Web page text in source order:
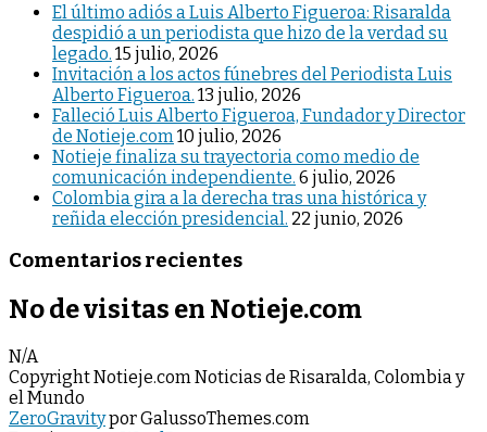
El último adiós a Luis Alberto Figueroa: Risaralda
despidió a un periodista que hizo de la verdad su
legado. 15 julio, 2026
Invitación a los actos fúnebres del Periodista Luis
Alberto Figueroa. 13 julio, 2026
Falleció Luis Alberto Figueroa, Fundador y Director
de Notieje.com 10 julio, 2026
Notieje finaliza su trayectoria como medio de
comunicación independiente. 6 julio, 2026
Colombia gira a la derecha tras una histórica y
reñida elección presidencial. 22 junio, 2026
Comentarios recientes
No de visitas en Notieje.com
N/A
Copyright Notieje.com Noticias de Risaralda, Colombia y
el Mundo
ZeroGravitypor GalussoThemes.com